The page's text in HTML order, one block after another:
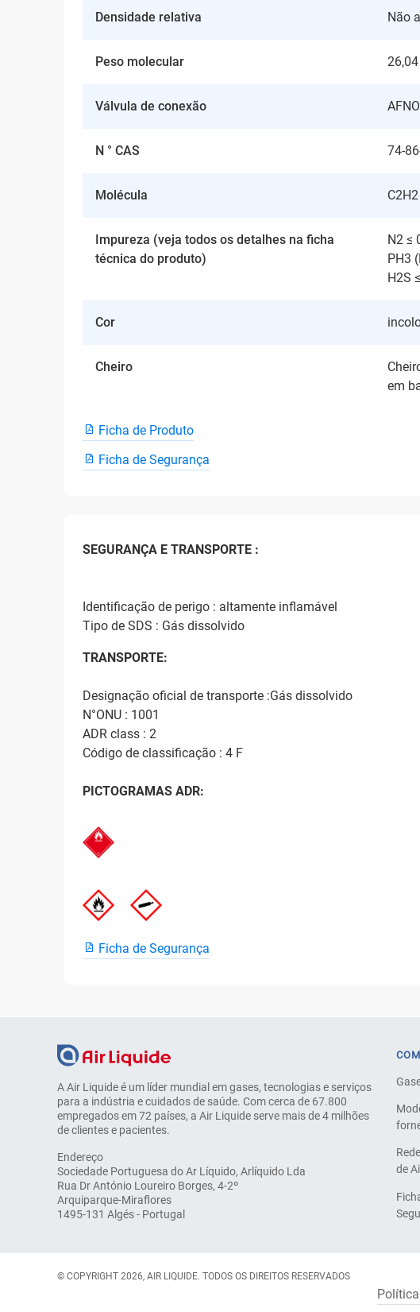
Densidade relativa Não
Peso molecular
Válvula de conexão
N ° CAS 74-
Molécula
Impureza (veja todos os detalhes na ficha
técnica do produto)
N2 ≤
PH3
H2S
Cor
Cheiro
em
Ficha de Produto
Ficha de Segurança
SEGURANÇA E TRANSPORTE :
Identificação de perigo : altamente inflamável
Tipo de SDS : Gás dissolvido
TRANSPORTE:
Designação oficial de transporte :Gás dissolvido
N°ONU : 1001
ADR class : 2
Código de classificação : 4 F
PICTOGRAMAS ADR:
Ficha de Segurança
A Air Liquide é um líder mundial em gases, tecnologias e serviços
para a indústria e cuidados de saúde. Com cerca de 67.800
empregados em 72 países, a Air Liquide serve mais de 4 milhões
de clientes e pacientes.
Endereço
Sociedade Portuguesa do Ar Líquido, Arlíquido Lda
Rua Dr António Loureiro Borges, 4-2º
Arquiparque-Miraflores
1495-131 Algés - Portugal
de
© COPYRIGHT 2026, AIR LIQUIDE. TODOS OS DIREITOS RESERVADOS